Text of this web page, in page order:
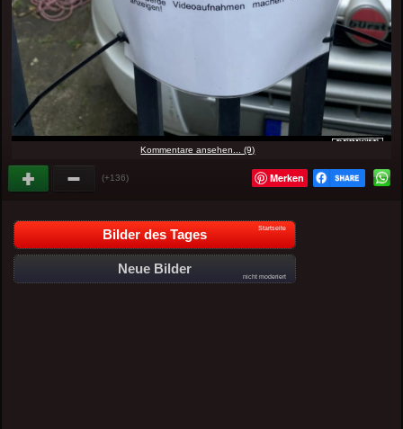
Kommentare ansehen... (9)
(+136) Merken
Bilder des Tages Startseite
Neue Bilder
nicht moderiert